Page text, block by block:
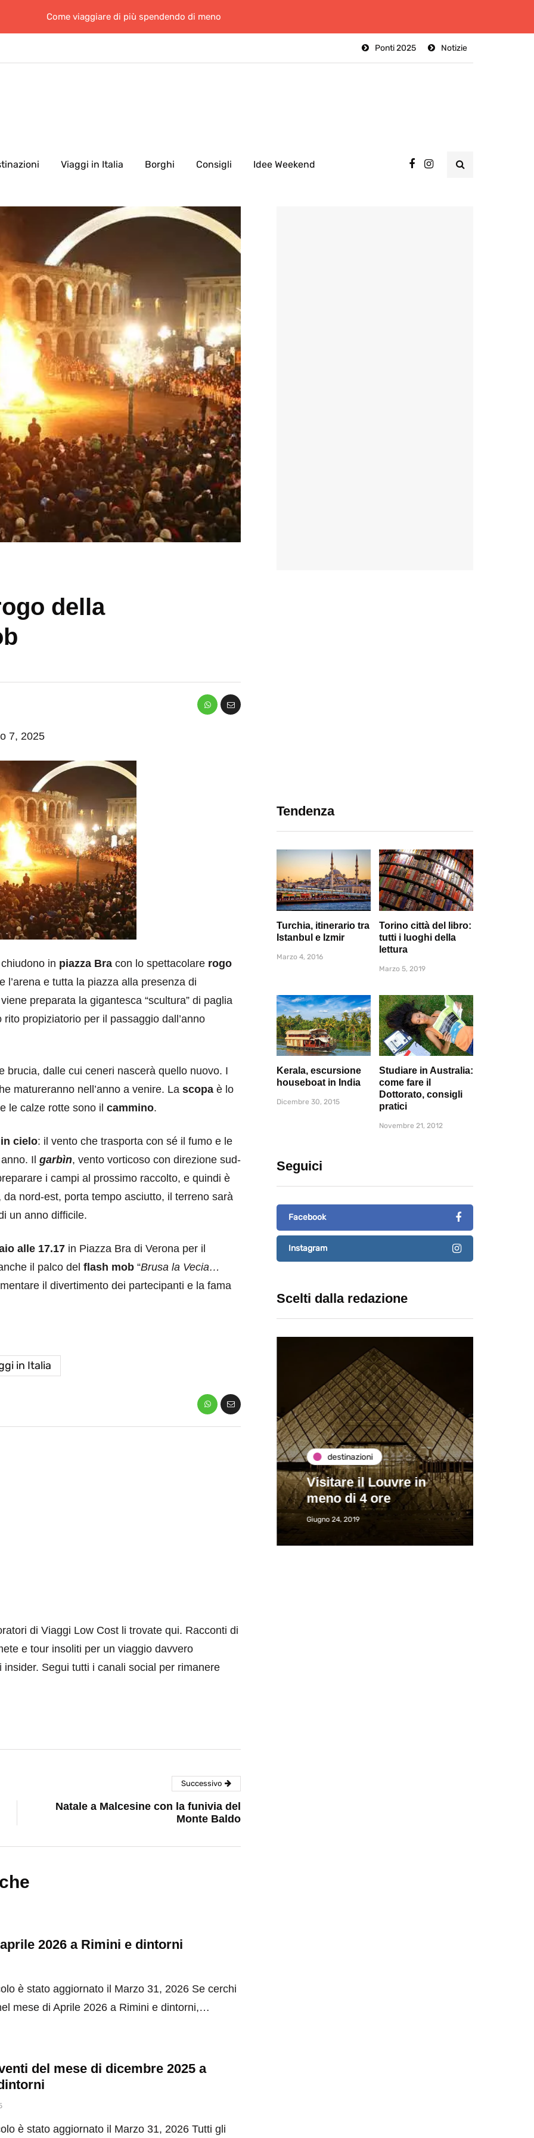
Come viaggiare di più spendendo di meno
Notizie
Ponti 2025
Viaggi in Italia Borghi Consigli Idee Weekend
della
7, 2025
in piazza Bra con lo spettacolare rogo
l’arena e tutta la piazza alla presenza di
preparata la gigantesca “scultura” di paglia
propiziatorio per il passaggio dall’anno
brucia, dalle cui ceneri nascerà quello nuovo. I
matureranno nell’anno a venire. La scopa è lo
le calze rotte sono il cammino.
cielo: il vento che trasporta con sé il fumo e le
Il garbìn, vento vorticoso con direzione sud-
i campi al prossimo raccolto, e quindi è
da nord-est, porta tempo asciutto, il terreno sarà
un anno difficile.
alle 17.17 in Piazza Bra di Verona per il
il palco del flash mob “Brusa la Vecia…
il divertimento dei partecipanti e la fama
in Italia
Tendenza
Turchia, itinerario tra
Istanbul e Izmir
Marzo 4, 2016
Torino città del libro:
tutti i luoghi della
lettura
Marzo 5, 2019
Kerala, escursione
houseboat in India
Dicembre 30, 2015
Studiare in Australia:
come fare il
Dottorato, consigli
pratici
Novembre 21, 2012
Seguici
Facebook
Instagram
Scelti dalla redazione
destinazioni
Visitare il Louvre in
meno di 4 ore
Giugno 24, 2019
di Viaggi Low Cost li trovate qui. Racconti di
e tour insoliti per un viaggio davvero
Segui tutti i canali social per rimanere
Successivo
Natale a Malcesine con la funivia del
Monte Baldo
2026 a Rimini e dintorni
è stato aggiornato il Marzo 31, 2026 Se cerchi
mese di Aprile 2026 a Rimini e dintorni,…
del mese di dicembre 2025 a
è stato aggiornato il Marzo 31, 2026 Tutti gli